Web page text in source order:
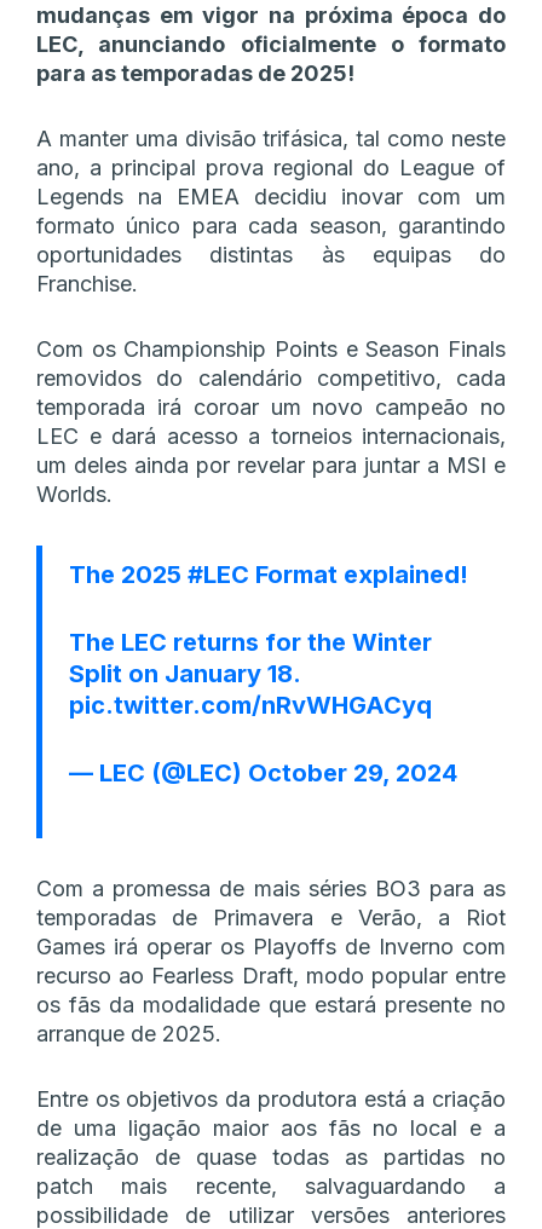
mudanças em vigor na próxima época do
LEC, anunciando oficialmente o formato
para as temporadas de 2025!
A manter uma divisão trifásica, tal como neste
ano, a principal prova regional do League of
Legends na EMEA decidiu inovar com um
formato único para cada season, garantindo
oportunidades distintas às equipas do
Franchise.
Com os Championship Points e Season Finals
removidos do calendário competitivo, cada
temporada irá coroar um novo campeão no
LEC e dará acesso a torneios internacionais,
um deles ainda por revelar para juntar a MSI e
Worlds.
The 2025 #LEC Format explained!
The LEC returns for the Winter
Split on January 18.
pic.twitter.com/nRvWHGACyq
— LEC (@LEC) October 29, 2024
Com a promessa de mais séries BO3 para as
temporadas de Primavera e Verão, a Riot
Games irá operar os Playoffs de Inverno com
recurso ao Fearless Draft, modo popular entre
os fãs da modalidade que estará presente no
arranque de 2025.
Entre os objetivos da produtora está a criação
de uma ligação maior aos fãs no local e a
realização de quase todas as partidas no
patch mais recente, salvaguardando a
possibilidade de utilizar versões anteriores